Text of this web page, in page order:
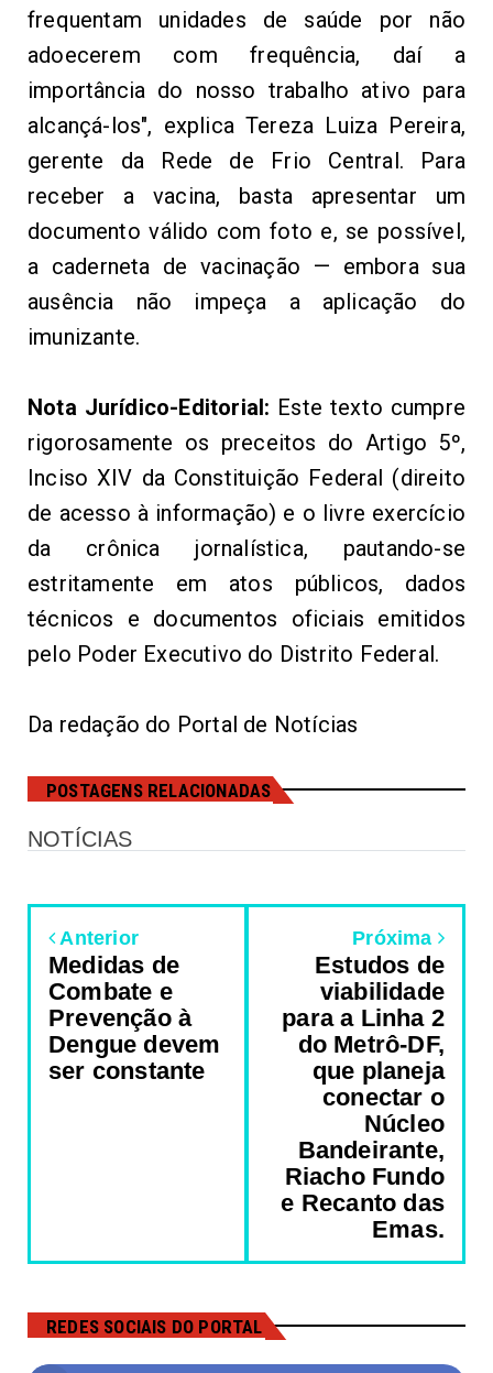
frequentam unidades de saúde
por não
adoecerem com frequência, daí a
importância do nosso trabalho ativo para
alcançá-los", explica Tereza Luiza Pereira,
gerente da Rede de Frio Central. Para
receber avacina, basta apresentar
um
documento válido comfoto e, se possível,
a caderneta devacinação — embora sua
ausência não impeça a aplicação do
imunizante.
Nota Jurídico-Editorial: Este texto cumpre
rigorosamente os preceitos do Artigo 5º,
Inciso XIV da Constituição Federal (direito
de acesso à informação) e o livre exercício
da crônica jornalística, pautando-se
estritamente em atos públicos, dados
técnicos e documentos oficiais emitidos
pelo Poder Executivo do Distrito Federal.
Da redação do Portal de Notícias
POSTAGENS RELACIONADAS
NOTÍCIAS
Anterior
Medidas de
Combate e
Prevenção à
Dengue devem
ser constante
Próxima
Estudos de
viabilidade
para a Linha 2
do Metrô-DF,
que planeja
conectar o
Núcleo
Bandeirante,
Riacho Fundo
e Recanto das
Emas.
REDES SOCIAIS DO PORTAL